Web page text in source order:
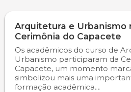
Arquitetura e Urbanismo
Cerimônia do Capacete
Os acadêmicos do curso de
Urbanismo participaram da
Capacete, um momento
simbolizou mais uma
formação acadêmica....
Medicina Veterinária
Nutrição
Odontologia
Núcleo de Apoio
Ouvidoria
Plano de Ensino
Portal do Egresso
Portal do RH
Programa de Monitoria